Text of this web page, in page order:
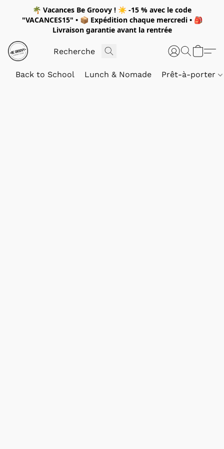
🌴 Vacances Be Groovy ! ☀️ -15 % avec le code
"VACANCES15" • 📦 Expédition chaque mercredi• 🎒
Livraison garantie avant la rentrée
Back to School Lunch & Nomade Prêt-à-porter